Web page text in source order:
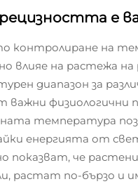
е
контролиране на
влияе на растежа
диапазон за
важни
температура
енергията от
показват, че
растат по-бързо и